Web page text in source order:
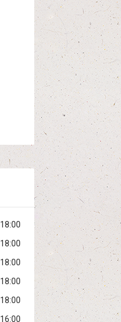
18:00
18:00
18:00
18:00
18:00
16:00